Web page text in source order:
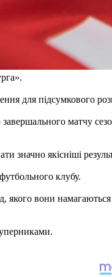
для підсумкового
матчу
значно якісніші
клубу.
якого вони